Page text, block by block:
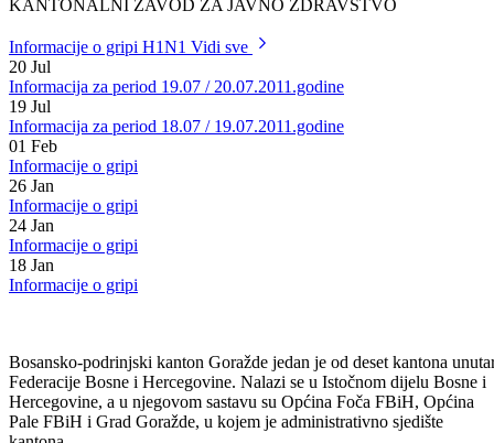
Kantonalnom zavodu za javno zdravstvo na broj telefona 038/227-
KANTONALNI ZAVOD ZA JAVNO ZDRAVSTVO
Informacije o gripi H1N1
20 Jul
Informacija za period 19.07 / 20.07.2011.godine
19 Jul
Informacija za period 18.07 / 19.07.2011.godine
01 Feb
Informacije o gripi
26 Jan
Informacije o gripi
24 Jan